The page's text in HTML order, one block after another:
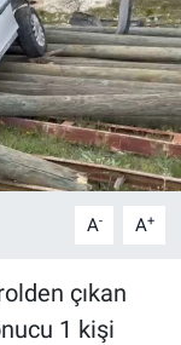
A- A+
çıkan
1 kişi